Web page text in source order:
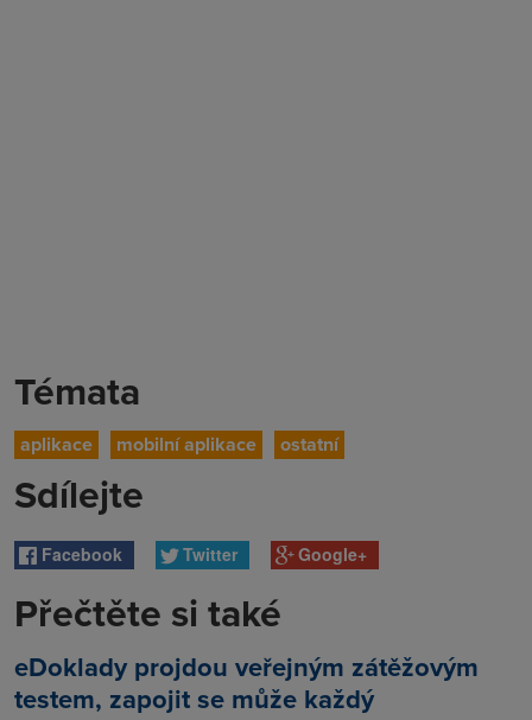
Témata
aplikace mobilní aplikace ostatní
Sdílejte
Facebook Twitter Google+
Přečtěte si také
eDoklady projdou veřejným zátěžovým
testem, zapojit se může každý